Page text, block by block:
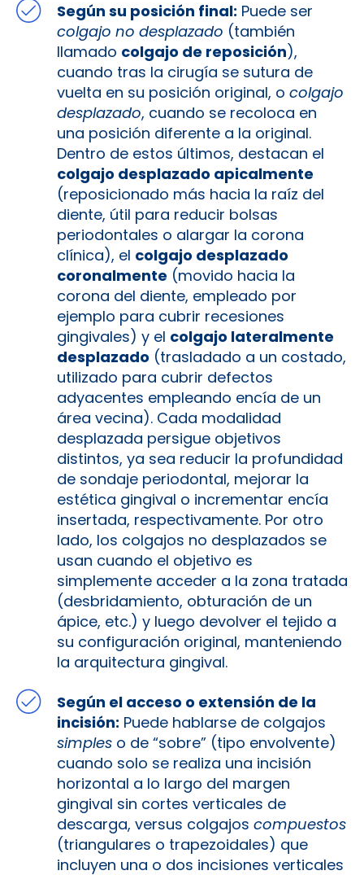
Según su posición final: Puede ser
colgajo no desplazado (también
llamado colgajo de reposición),
cuando tras la cirugía se sutura de
vuelta en su posición original, o colgajo
desplazado, cuando se recoloca en
una posición diferente a la original.
Dentro de estos últimos, destacan el
colgajo desplazado apicalmente
(reposicionado más hacia la raíz del
diente, útil para reducir bolsas
periodontales o alargar la corona
clínica), el colgajo desplazado
coronalmente (movido hacia la
corona del diente, empleado por
ejemplo para cubrir recesiones
gingivales) y el colgajo lateralmente
desplazado (trasladado a un costado,
utilizado para cubrir defectos
adyacentes empleando encía de un
área vecina). Cada modalidad
desplazada persigue objetivos
distintos, ya sea reducir la profundidad
de sondaje periodontal, mejorar la
estética gingival o incrementar encía
insertada, respectivamente. Por otro
lado, los colgajos no desplazados se
usan cuando el objetivo es
simplemente acceder a la zona tratada
(desbridamiento, obturación de un
ápice, etc.) y luego devolver el tejido a
su configuración original, manteniendo
la arquitectura gingival.
Según el acceso o extensión de la
incisión: Puede hablarse de colgajos
simples o de “sobre” (tipo envolvente)
cuando solo se realiza una incisión
horizontal a lo largo del margen
gingival sin cortes verticales de
descarga, versus colgajos compuestos
(triangulares o trapezoidales) que
incluyen una o dos incisiones verticales